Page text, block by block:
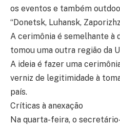
os eventos e também
“Donetsk, Luhansk,
A cerimônia é semelhante à
tomou uma outra região da
A ideia é fazer uma
verniz de legitimidade à
país.
Críticas à anexação
Na quarta-feira, o